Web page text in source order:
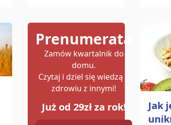
Prenumerata
Zamów kwartalnik do
domu.
Czytaj i dziel się wiedzą o
zdrowiu z innymi!
Już od 29zł za rok!
Jak